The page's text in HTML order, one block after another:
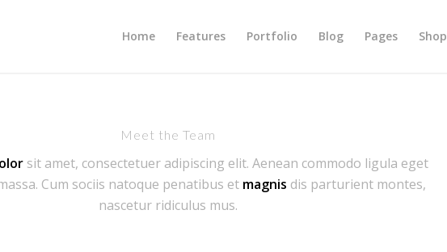
Home Features Portfolio Blog Pages Shop
Meet the Team
sit amet, consectetuer adipiscing elit. Aenean commodo ligula eget
Cum sociis natoque penatibus et magnis dis parturient montes,
nascetur ridiculus mus.